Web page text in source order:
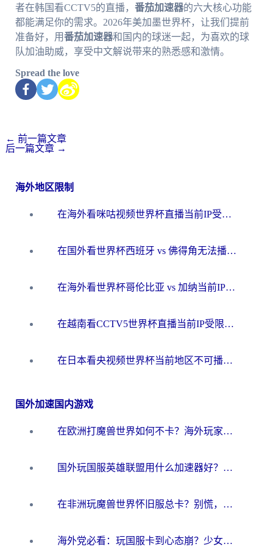
者在韩国看CCTV5的直播， 番茄加速器的六大核心功能
都能满足你的需求。2026年美加墨世界杯，让我们提前
准备好，用番茄加速器和国内的球迷一起，为喜欢的球
队加油助威，享受中文解说带来的熟悉感和激情。
Spread the love
← 前一篇文章
后一篇文章 →
海外地区限制
在海外看咪咕视频世界杯直播当前IP受限制？这篇指南帮你搞定所有体育赛事观看难题
在国外看世界杯西班牙 vs 佛得角无法播放？这篇指南帮你解锁所有中文体育直播
在海外看世界杯哥伦比亚 vs 加纳当前IP受限制？这篇指南帮你流畅看中文解说赛事
在越南看CCTV5世界杯直播当前IP受限制？海外党体育观赛终极指南来了
在日本看央视频世界杯当前地区不可播放？海外党体育观赛终极指南
国外加速国内游戏
在欧洲打魔兽世界如何不卡？海外玩家的国服游戏加速终极攻略
国外玩国服英雄联盟用什么加速器好？海外党亲测有效的国服游戏加速指南
在非洲玩魔兽世界怀旧服总卡？别慌，这份指南帮你丝滑开荒
海外党必看：玩国服卡到心态崩？少女前线云图计划加速器免费推荐+碧蓝航线足球世界流畅攻略